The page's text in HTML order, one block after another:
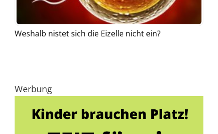
Weshalb nistet sich die Eizelle nicht ein?
Werbung